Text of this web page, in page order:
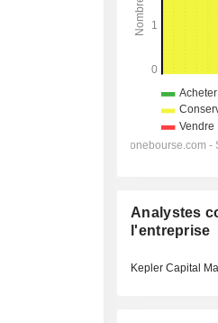
Analystes
l'entreprise
Kepler Capital